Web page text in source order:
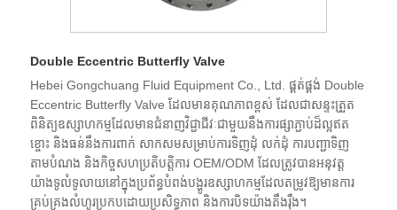
Double Eccentric Butterfly Valve
Hebei Gongchuang Fluid Equipment Co., Ltd. ផ្គត់ផ្គង់ Double
Eccentric Butterfly Valve ដែលមានគុណភាពខ្ពស់ ដែលជាសន្ទះត្រួត
ពិនិត្យឧស្សាហកម្មដែលមានជំនាញវិជ្ជាជីវៈជាមួយនឹងការផ្សាភ្ជាប់ដ៏ល្អឥត
ខ្ចោះ និងធន់នឹងការពាក់ សាកសមសម្រាប់ការទិញដុំ លក់ដុំ ការបញ្ជាទិញ
តាមបំណង និងកិច្ចសហប្រតិបត្តិការ OEM/ODM ដែលត្រូវបានអនុវត្ត
យ៉ាងទូលំទូលាយនៅក្នុងប្រព័ន្ធបំពង់បង្ហូរឧស្សាហកម្មដែលតម្រូវឱ្យមានការ
គ្រប់គ្រងលំហូរប្រកបដោយប្រសិទ្ធភាព និងការបិទយ៉ាងតឹងរ៉ឹង។